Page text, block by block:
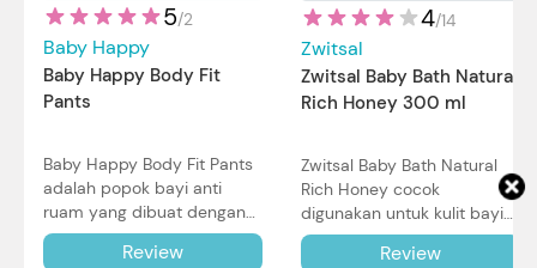
5/2
Baby Happy
Baby Happy Body Fit
Pants
Baby Happy Body Fit Pants
adalah popok bayi anti
ruam yang dibuat dengan
teknologi Air Through
Technology.Review
4/14
Zwitsal
Zwitsal Baby Bath Natural
Rich Honey 300 ml
Zwitsal Baby Bath Natural
Rich Honey cocok
digunakan untuk kulit bayi
baru lahir bahkan kulit
sensitif sekalipun. Simak
Review